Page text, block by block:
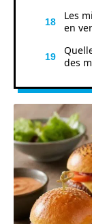
Les
en
des